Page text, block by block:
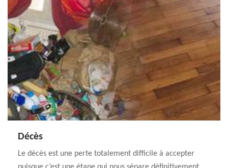
Décès
Le décès est une perte totalement difficile à accepter